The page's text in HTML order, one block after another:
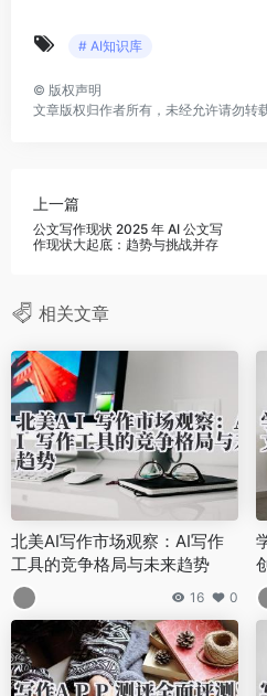
# AI知识库
© 版权声明
文章版权归作者所有，未经允许请勿转载
上一篇
公文写作现状 2025 年 AI 公文写
作现状大起底：趋势与挑战并存
相关文章
北美AI写作市场观察：AI写作
工具的竞争格局与未来趋势
16 0